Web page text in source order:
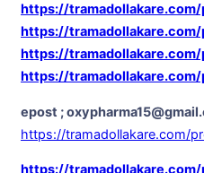
https://
https://
https://
https://
epost ;
https://tramadollakare.com/